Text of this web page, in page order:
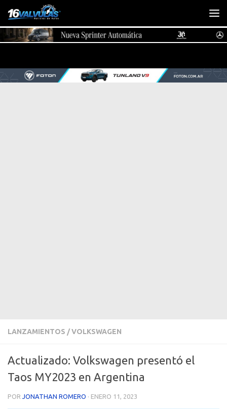
Saltar al contenido
LANZAMIENTOS /VOLKSWAGEN
Actualizado: Volkswagen presentó el
Taos MY2023 en Argentina
POR JONATHAN ROMERO · ENERO 11, 2023